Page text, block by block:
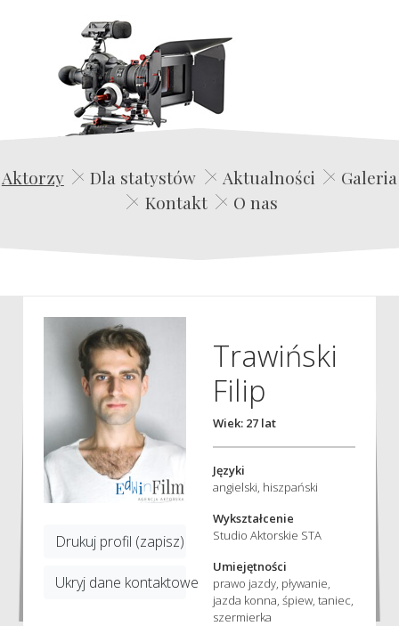
Edwin Film Agencja Aktorska
Aktorzy Dla statystów Aktualności
Galeria
Kontakt
O nas
Drukuj profil (zapisz)
Ukryj dane kontaktowe
Trawiński
Filip
Wiek: 27 lat
Języki
angielski, hiszpański
Wykształcenie
Studio Aktorskie STA
Umiejętności
prawo jazdy, pływanie,
jazda konna, śpiew, taniec,
szermierka